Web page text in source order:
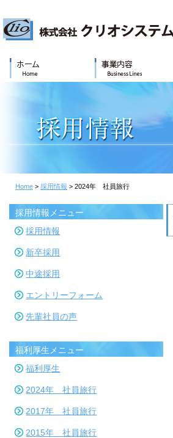
Home > 採用情報 > 2024年 社員旅行
採用情報メニュー
採用情報
新卒採用
中途採用
エントリーフォーム
先輩社員の声
福利厚生メニュー
福利厚生
2024年 社員旅行
2017年 社員旅行
2015年 社員旅行